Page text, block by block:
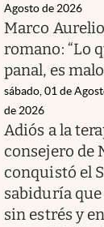
Agosto de 2026
Marco
romano: “Lo
panal, es
sábado, 01 de
de 2026
Adiós a la
consejero de
conquistó el
sabiduría
sin estrés y